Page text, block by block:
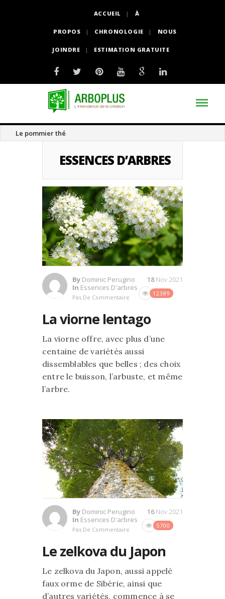
ACCUEIL À
PROPOS CHRONOLOGIE NOUS
JOINDRE ESTIMATION GRATUITE
Le pommier thé
ESSENCES D’ARBRES
By Dominic Perugino
In Essences D'arbres
Pas De Commentaire
12389
18Nov 2021
La viorne lentago
La viorne offre, avec plus d’une
centaine de variétés aussi
dissemblables que belles ; des choix
entre le buisson, l’arbuste, et même
l’arbre.
By Dominic Perugino
In Essences D'arbres
Pas De Commentaire
5700
16Nov 2021
Le zelkova du Japon
Le zelkova du Japon, aussi appelé
faux orme de Sibérie, ainsi que
d’autres variétés, commence à se